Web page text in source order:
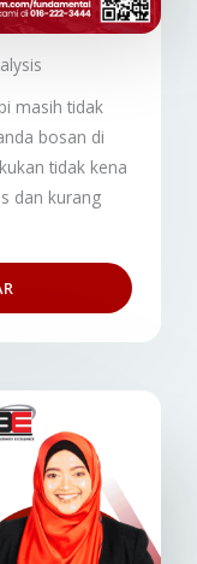
masih tidak
bosan di
tidak kena
dan kurang